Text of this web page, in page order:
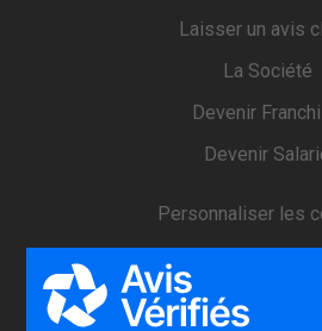
Laisser un avis
La Société
Devenir
Devenir
Personnaliser les